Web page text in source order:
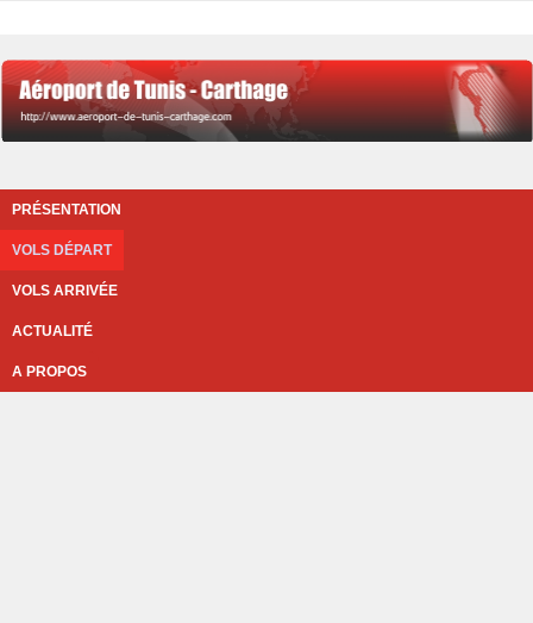
PRÉSENTATION
VOLS DÉPART
VOLS ARRIVÉE
ACTUALITÉ
A PROPOS